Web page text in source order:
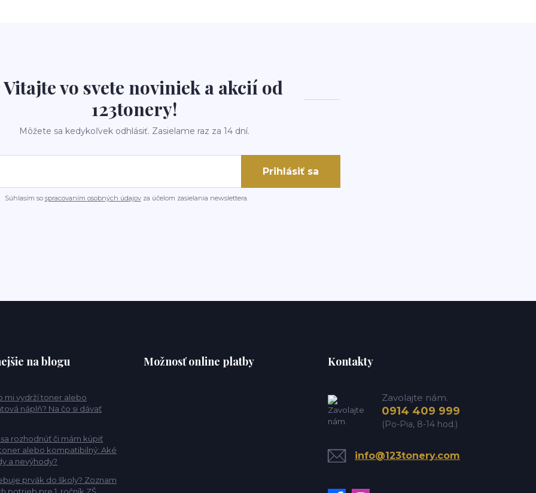
Vitajte vo svete noviniek a akcií od
123tonery!
Môžete sa kedykoľvek odhlásiť. Zasielame raz za 14 dní.
Prihlásiť sa
Súhlasím so spracovaním osobných údajovza účelom zasielania newslettera.
na blogu
mi vydrží toner alebo
náplň? Na čo si dávať
rozhodnúť či mám kúpiť
alebo kompatibilný: Aké
a nevýhody?
prvák do školy? Zoznam
Možnosť online platby Kontakty
Zavolajte nám.
0914 409 999
(Po-Pia, 8-14 hod.)
info@123tonery.com